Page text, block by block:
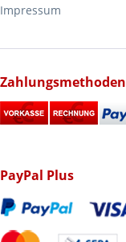
Impressum
Zahlungsmethoden
PayPal Plus